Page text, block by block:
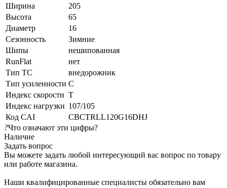
Ширина
205
Высота
65
Диаметр
16
Сезонность
Зимние
Шипы
нешипованная
RunFlat
нет
Тип ТС
внедорожник
Тип усиленности C
Индекс скорости T
Индекс нагрузки 107/105
Код CAI
CBCTRLL120G16DHJ
?Что означают эти цифры?
Наличие
Задать вопрос
Вы можете задать любой интересующий вас вопрос по товару
или работе магазина.
Наши квалифицированные специалисты обязательно вам